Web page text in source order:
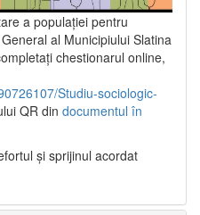
a populaţiei pentru
al Municipiului Slatina
chestionarul online,
Studiu-sociologic-
QR din documentul în
şi sprijinul acordat